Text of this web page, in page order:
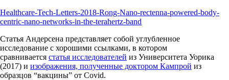
Healthcare-Tech-Letters-2018-Rong-Nano‐rectenna-powered-body‐
centric-nano‐networks-in-the-terahertz-band
Статья Андерсена представляет собой углубленное
исследование с хорошими ссылками, в котором
сравнивается статья исследователей из Университета Уорика
(2017) и изображения, полученные доктором Кампрой из
образцов “вакцины” от Covid.